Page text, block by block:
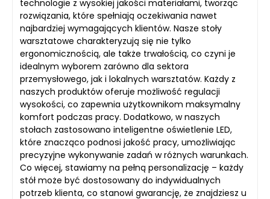
technologie z wysokiej jakości materiałami, tworząc
rozwiązania, które spełniają oczekiwania nawet
najbardziej wymagających klientów. Nasze stoły
warsztatowe charakteryzują się nie tylko
ergonomicznością, ale także trwałością, co czyni je
idealnym wyborem zarówno dla sektora
przemysłowego, jak i lokalnych warsztatów. Każdy z
naszych produktów oferuje możliwość regulacji
wysokości, co zapewnia użytkownikom maksymalny
komfort podczas pracy. Dodatkowo, w naszych
stołach zastosowano inteligentne oświetlenie LED,
które znacząco podnosi jakość pracy, umożliwiając
precyzyjne wykonywanie zadań w różnych warunkach.
Co więcej, stawiamy na pełną personalizację – każdy
stół może być dostosowany do indywidualnych
potrzeb klienta, co stanowi gwarancję, że znajdziesz u